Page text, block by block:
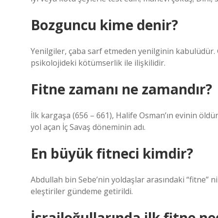
Bozguncu kime denir?
Yenilgiler, çaba sarf etmeden yenilginin kabulüdür.
psikolojideki kötümserlik ile ilişkilidir.
Fitne zamanı ne zamandır?
İlk kargaşa (656 – 661), Halife Osman’ın evinin
yol açan İç Savaş döneminin adı.
En büyük fitneci kimdir?
Abdullah bin Sebe’nin yoldaşlar arasındaki “fitne”
eleştiriler gündeme getirildi.